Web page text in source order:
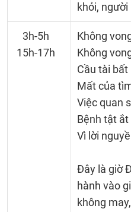
khỏi,
3h-5h
15h-17h
Không
Không
Cầu tài bất
Mất của
Việc quan
Bệnh tật
Vì lời
Đây là giờ
hành vào
không